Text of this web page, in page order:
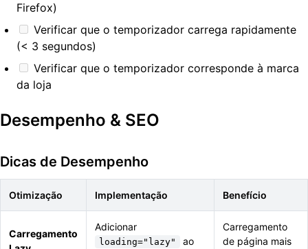
Firefox)
Verificar que o temporizador carrega rapidamente
(< 3 segundos)
Verificar que o temporizador corresponde à marca
da loja
Desempenho & SEO
Dicas de Desempenho
Otimização Implementação Benefício
Carregamento
Adicionar
loading="lazy"
ao
Carregamento
de página mais